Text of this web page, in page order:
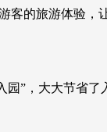
的旅游体验，
”，大大节省了